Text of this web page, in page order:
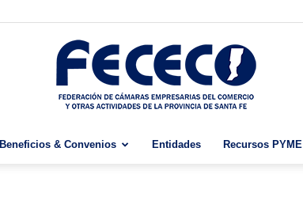
Beneficios & Convenios Entidades Recursos PYME